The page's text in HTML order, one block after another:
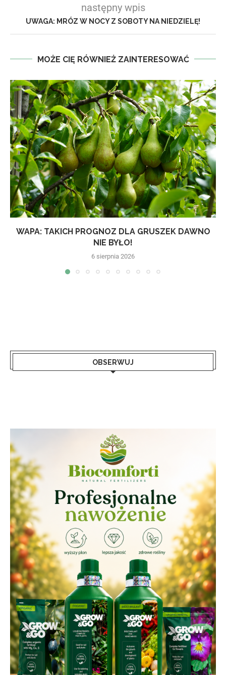
następny wpis
UWAGA: MRÓZ W NOCY Z SOBOTY NA NIEDZIELĘ!
MOŻE CIĘ RÓWNIEŻ ZAINTERESOWAĆ
WAPA: TAKICH PROGNOZ DLA GRUSZEK DAWNO
NIE BYŁO!
6 sierpnia 2026
OBSERWUJ